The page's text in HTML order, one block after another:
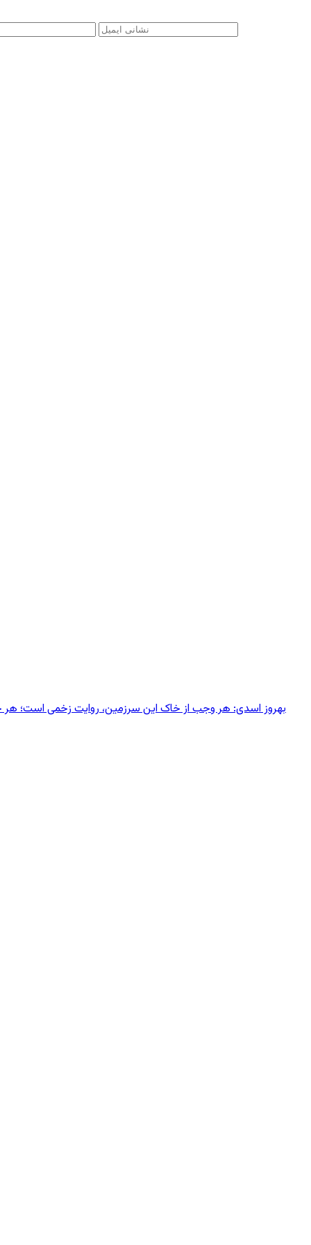
بهروز اسدی: هر وجب از خاک‌ این سرزمین، روایت زخمی است؛ هر